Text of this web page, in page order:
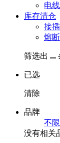
电
库存清仓
接
熔
筛选出 ...
已选
清除
品牌
不限
没有相关